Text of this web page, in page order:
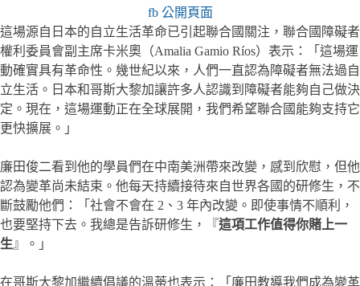
fb 公開頁面
這場源自日本的自立生活革命已引起聯合國關注，聯合國障礙者
權利委員會副主席卡米奧（Amalia Gamio Ríos）表示：「這場運
動確實具有革命性。幾世紀以來，人們一直認為障礙者無法過自
立生活。日本和哥斯大黎加讓許多人認識到障礙者能夠自己做決
定。現在，這場運動正在全球展開，我們希望聯合國能夠支持它
更快擴展。」
廉田俊二看到他的學員們在中南美洲帶來改變，感到欣慰，但他
認為變革尚未結束。他每天持續接待來自世界各國的研修生，不
斷鼓勵他們：「社會不會在 2、3 年內改變。即使事情不順利，
也要堅持下去。我總是告訴研修生，『這項工作值得你賭上一
生 』。」
在哥斯大黎加繼續倡議的溫蒂也表示：「廉田教導我們成為變革